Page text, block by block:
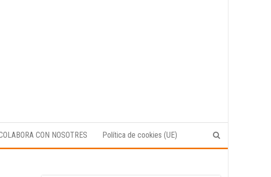
CON NOSOTRES Política de cookies (UE)